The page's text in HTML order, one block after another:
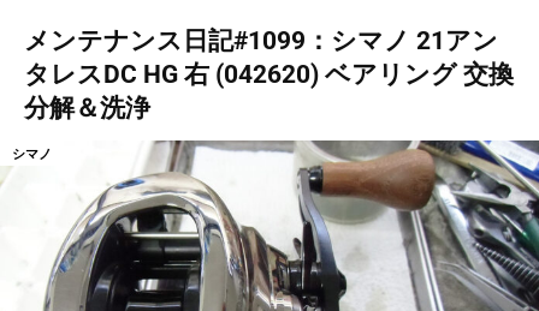
メンテナンス日記#1099：シマノ 21アン
タレスDC HG 右 (042620) ベアリング 交換
分解＆洗浄
シマノ